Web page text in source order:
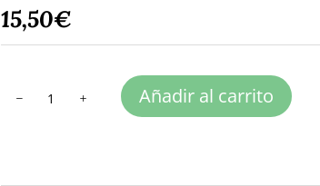
15,50€
MANSAN
Añadir al carrito